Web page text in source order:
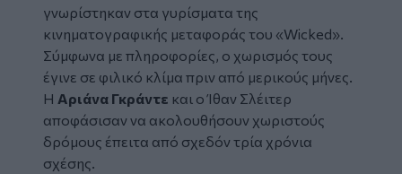
γνωρίστηκαν στα γυρίσματα της
κινηματογραφικής μεταφοράς του «Wicked».
Σύμφωνα με πληροφορίες, ο χωρισμός τους
έγινε σε φιλικό κλίμα πριν από μερικούς μήνες.
Η Αριάνα Γκράντε και ο Ίθαν Σλέιτερ
αποφάσισαν να ακολουθήσουν χωριστούς
δρόμους έπειτα από σχεδόν τρία χρόνια
σχέσης.